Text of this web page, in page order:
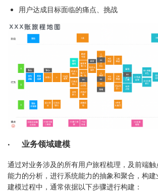
用户达成目标面临的痛点、挑战
· 业务领域建模
通过对业务涉及的所有用户旅程梳理，及前端
能力的分析，进行系统能力的抽象和聚合，构
建模过程中，通常依据以下步骤进行构建：